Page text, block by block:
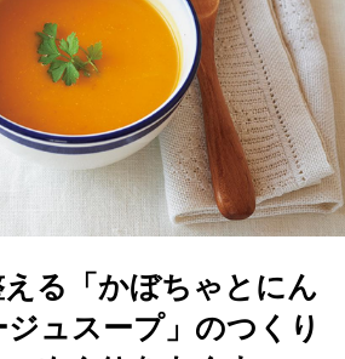
る「かぼちゃとにん
ュスープ」のつくり